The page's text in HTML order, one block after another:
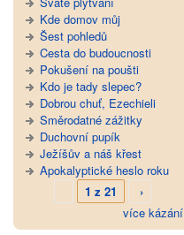
Kde domov můj
Šest pohledů
Cesta do budoucnosti
Pokušení na poušti
Kdo je tady slepec?
Dobrou chuť, Ezechieli
Směrodatné zážitky
Duchovní pupík
Ježíšův a náš křest
Apokalyptické heslo roku
1 z 21
›
více kázání